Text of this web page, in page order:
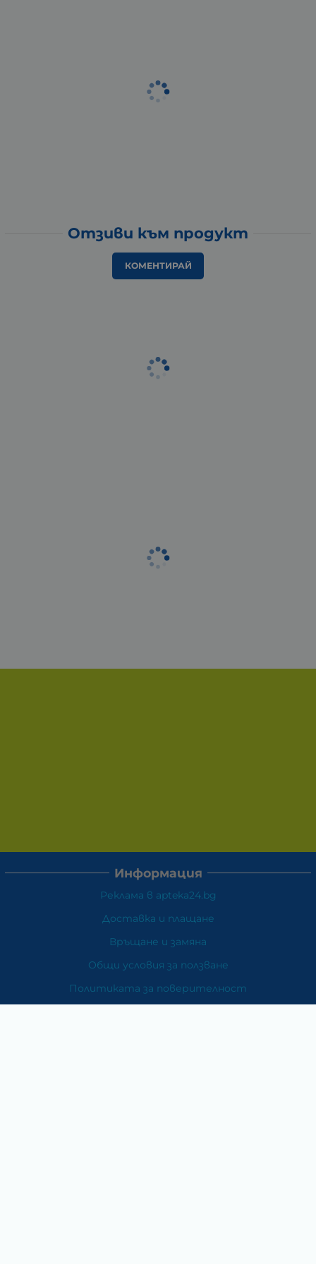
Отзиви към продукт
КОМЕНТИРАЙ
Информация
Реклама в apteka24.bg
Доставка и плащане
Връщане и замяна
Общи условия за ползване
Политиката за поверителност